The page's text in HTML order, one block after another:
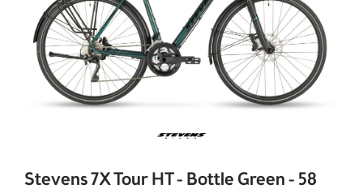
Stevens 7X Tour HT - Bottle Green - 58